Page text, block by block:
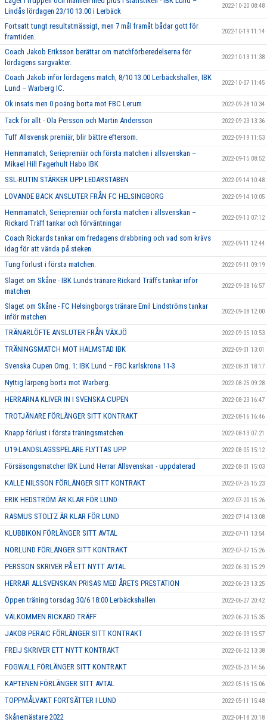
Lindås lördagen 23/10 13.00 i Lerbäck
2022-10-20 08:48
Fortsatt tungt resultatmässigt, men 7 mål framåt bådar gott för
framtiden.
2022-10-19 11:14
Coach Jakob Eriksson berättar om matchförberedelserna för
lördagens sargvakter.
2022-10-13 11:38
Coach Jakob inför lördagens match, 8/10 13.00 Lerbäckshallen, IBK
Lund – Warberg IC.
2022-10-07 11:45
Ok insats men 0 poäng borta mot FBC Lerum 2022-09-28 10:34
Tack för allt - Ola Persson och Martin Andersson 2022-09-23 13:36
Tuff Allsvensk premiär, blir bättre eftersom. 2022-09-19 11:53
Hemmamatch, Seriepremiär och första matchen i allsvenskan –
Mikael Hill Fagerhult Habo IBK
2022-09-15 08:52
SSL-RUTIN STÄRKER UPP LEDARSTABEN 2022-09-14 10:48
LOVANDE BACK ANSLUTER FRÅN FC HELSINGBORG 2022-09-14 10:05
Hemmamatch, Seriepremiär och första matchen i allsvenskan –
Rickard Träff tankar och förväntningar
2022-09-13 07:12
Coach Rickards tankar om fredagens drabbning och vad som krävs
idag för att vända på steken.
2022-09-11 12:44
Tung förlust i första matchen. 2022-09-11 09:19
Slaget om Skåne - IBK Lunds tränare Rickard Träffs tankar inför
matchen
2022-09-08 16:57
Slaget om Skåne - FC Helsingborgs tränare Emil Lindströms tankar
inför matchen
2022-09-08 12:00
TRÄNARLÖFTE ANSLUTER FRÅN VÄXJÖ 2022-09-05 10:53
TRÄNINGSMATCH MOT HALMSTAD IBK 2022-09-01 13:01
Svenska Cupen Omg. 1: IBK Lund – FBC karlskrona 11-3 2022-08-31 18:17
Nyttig lärpeng borta mot Warberg. 2022-08-25 09:28
HERRARNA KLIVER IN I SVENSKA CUPEN 2022-08-23 16:47
TROTJÄNARE FÖRLÄNGER SITT KONTRAKT 2022-08-16 16:46
Knapp förlust i första träningsmatchen 2022-08-13 07:21
U19-LANDSLAGSSPELARE FLYTTAS UPP 2022-08-05 15:12
Försäsongsmatcher IBK Lund Herrar Allsvenskan - uppdaterad 2022-08-01 15:03
KALLE NILSSON FÖRLÄNGER SITT KONTRAKT 2022-07-26 15:23
ERIK HEDSTRÖM ÄR KLAR FÖR LUND 2022-07-20 15:26
RASMUS STOLTZ ÄR KLAR FÖR LUND 2022-07-14 13:08
KLUBBIKON FÖRLÄNGER SITT AVTAL 2022-07-11 13:54
NORLUND FÖRLÄNGER SITT KONTRAKT 2022-07-07 15:26
PERSSON SKRIVER PÅ ETT NYTT AVTAL 2022-06-30 15:29
HERRAR ALLSVENSKAN PRISAS MED ÅRETS PRESTATION 2022-06-29 13:25
Öppen träning torsdag 30/6 18:00 Lerbäckshallen 2022-06-27 20:42
VÄLKOMMEN RICKARD TRÄFF 2022-06-20 15:35
JAKOB PERAIC FÖRLÄNGER SITT KONTRAKT 2022-06-09 15:57
FREIJ SKRIVER ETT NYTT KONTRAKT 2022-06-02 13:38
FOGWALL FÖRLÄNGER SITT KONTRAKT 2022-05-23 14:56
KAPTENEN FÖRLÄNGER SITT AVTAL 2022-05-16 15:06
TOPPMÅLVAKT FORTSÄTTER I LUND 2022-05-11 15:48
Skånemästare 2022 2022-04-18 20:18